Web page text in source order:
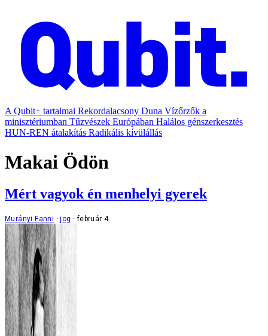
A Qubit+ tartalmai Rekordalacsony Duna Vízőrzők a
minisztériumban Tűzvészek Európában Halálos génszerkesztés
HUN-REN átalakítás Radikális kívülállás
Makai Ödön
Mért vagyok én menhelyi gyerek
Murányi Fanni jog február 4.